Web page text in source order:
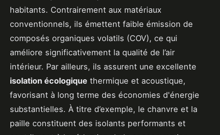
habitants. Contrairement aux matériaux
conventionnels, ils émettent faible émission de
composés organiques volatils (COV), ce qui
améliore significativement la qualité de l’air
intérieur. Par ailleurs, ils assurent une excellente
isolation écologique thermique et acoustique,
favorisant à long terme des économies d'énergie
substantielles. À titre d’exemple, le chanvre et la
paille constituent des isolants performants et